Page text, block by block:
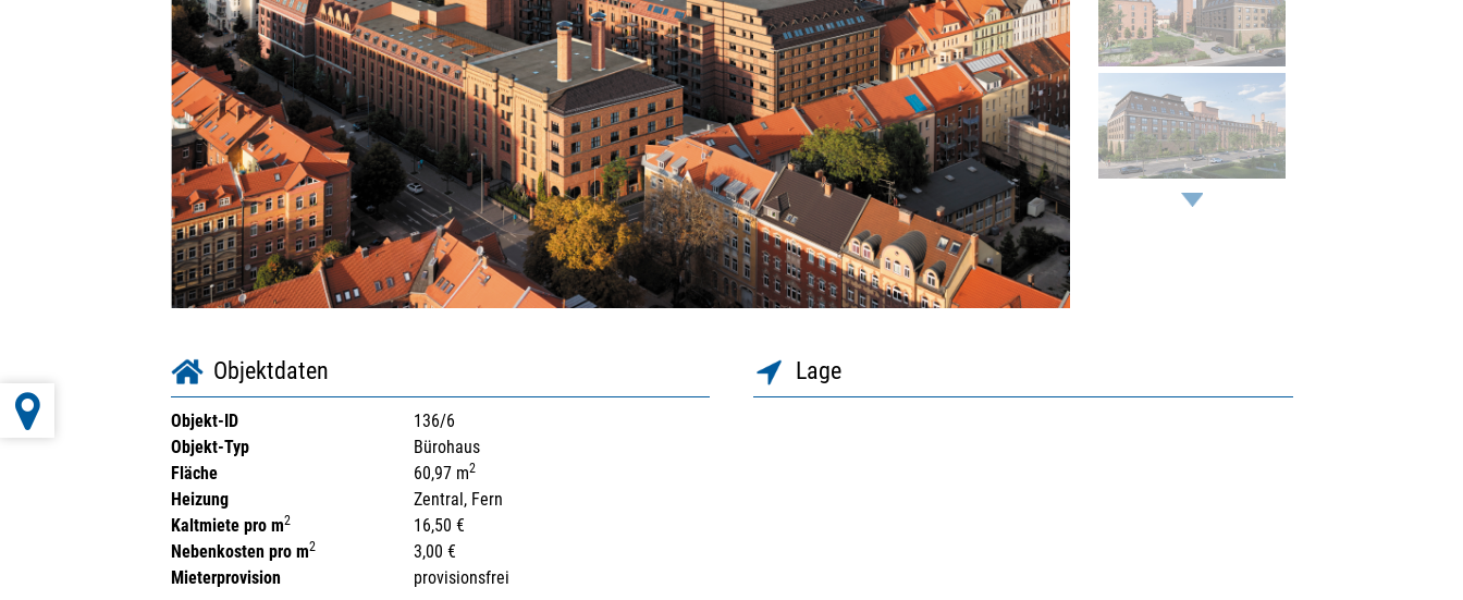
Objektdaten
Objekt-ID
136/6
Objekt-Typ
Bürohaus
Fläche
60,97 m2
Heizung
Zentral, Fern
Kaltmiete pro m2
16,50 €
Nebenkosten pro m2
3,00 €
Mieterprovision
provisionsfrei
Lage